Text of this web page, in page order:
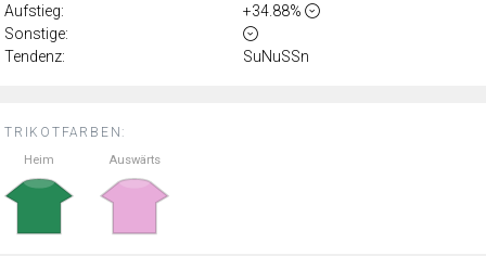
TRIKOTFARBEN:
Heim Auswärts
Aufstieg:
+34.88%
Sonstige:
Tendenz:
SuNuSSn